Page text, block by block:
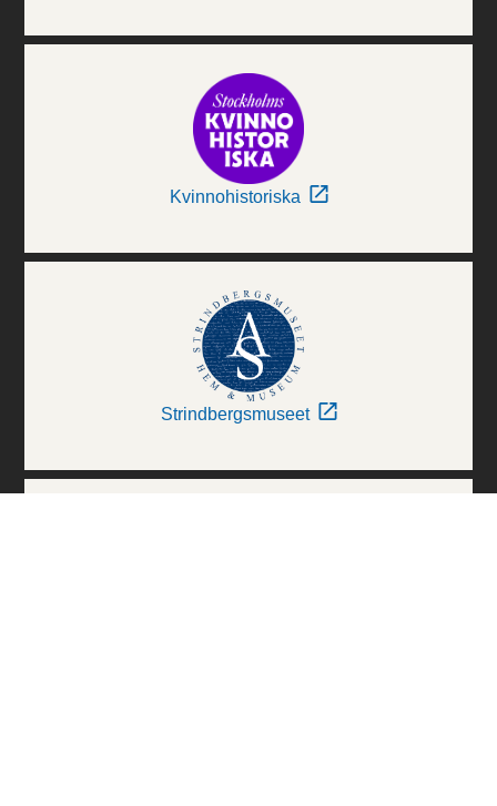
Kvinnohistoriska
Strindbergsmuseet